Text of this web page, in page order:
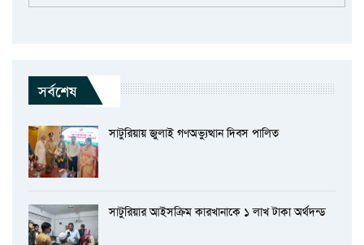
সর্বশেষ
সাটুরিয়ায় জুলাই গণঅভ্যুত্থান দিবস পালিত
সাটুরিয়ার আইসক্রিম কারখানাকে ১ লাখ টাকা অর্থদন্ড